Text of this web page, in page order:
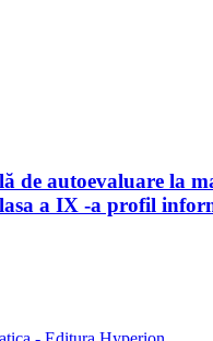
de autoevaluare la
a IX -a profil